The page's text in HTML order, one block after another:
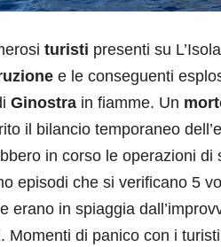
turisti presenti su
e le conseguenti
Ginostra in fiamme. Un
il bilancio temporaneo
in corso le operazioni
episodi che si verificano 5
erano in spiaggia
Momenti di panico con i